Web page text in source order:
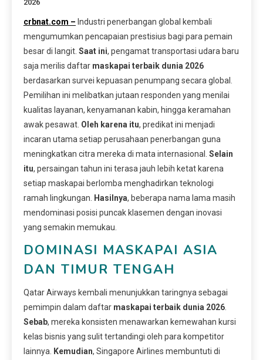
2026
crbnat.com – Industri penerbangan global kembali
mengumumkan pencapaian prestisius bagi para pemain
besar di langit. Saat ini, pengamat transportasi udara baru
saja merilis daftar maskapai terbaik dunia 2026
berdasarkan survei kepuasan penumpang secara global.
Pemilihan ini melibatkan jutaan responden yang menilai
kualitas layanan, kenyamanan kabin, hingga keramahan
awak pesawat. Oleh karena itu, predikat ini menjadi
incaran utama setiap perusahaan penerbangan guna
meningkatkan citra mereka di mata internasional. Selain
itu, persaingan tahun ini terasa jauh lebih ketat karena
setiap maskapai berlomba menghadirkan teknologi
ramah lingkungan.
Hasilnya, beberapa nama lama masih
mendominasi posisi puncak klasemen dengan inovasi
yang semakin memukau.
DOMINASI MASKAPAI ASIA
DAN TIMUR TENGAH
Qatar Airways kembali menunjukkan taringnya sebagai
pemimpin dalam daftar maskapai terbaik dunia 2026
Sebab, mereka konsisten menawarkan kemewahan kursi
kelas bisnis yang sulit tertandingi oleh para kompetitor
lainnya.
Kemudian, Singapore Airlines membuntuti di